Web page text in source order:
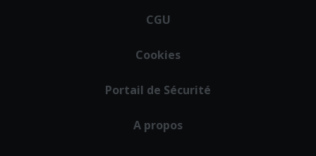
CGU
Cookies
Portail de Sécurité
A propos